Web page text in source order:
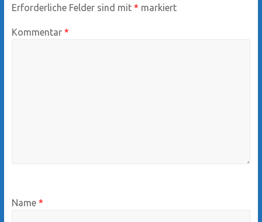
Erforderliche Felder sind mit * markiert
Kommentar *
Name *